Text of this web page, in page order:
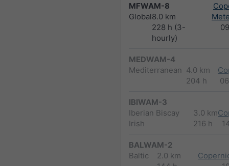
MFWAM-8
Global8.0 km
228 h (3-
hourly)
MEDWAM-4
Mediterranean 4.0 km
204 h
IBIWAM-3
Iberian Biscay
Irish
3.0 km
216 h
BALWAM-2
Baltic
2.0 km